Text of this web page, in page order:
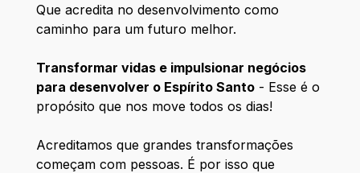
Que acredita no desenvolvimento como
caminho para um futuro melhor.
Transformar vidas e impulsionar negócios
para desenvolver o Espírito Santo- Esse é o
propósito que nos move todos os dias!
Acreditamos que grandes transformações
começam com pessoas. É por isso que